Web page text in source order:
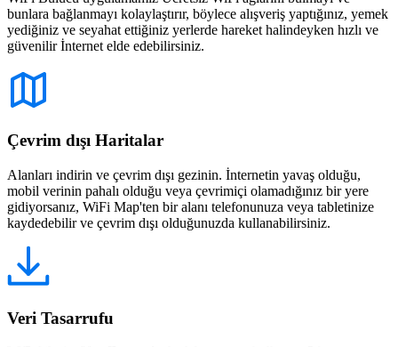
bunlara bağlanmayı kolaylaştırır, böylece alışveriş yaptığınız, yemek
yediğiniz ve seyahat ettiğiniz yerlerde hareket halindeyken hızlı ve
güvenilir İnternet elde edebilirsiniz.
Çevrim dışı Haritalar
Alanları indirin ve çevrim dışı gezinin. İnternetin yavaş olduğu,
mobil verinin pahalı olduğu veya çevrimiçi olamadığınız bir yere
gidiyorsanız, WiFi Map'ten bir alanı telefonunuza veya tabletinize
kaydedebilir ve çevrim dışı olduğunuzda kullanabilirsiniz.
Veri Tasarrufu